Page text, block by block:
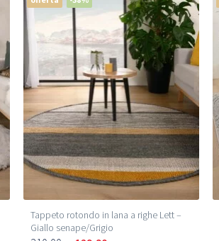
Tappeto rotondo in lana a righe Lett –
Giallo senape/Grigio